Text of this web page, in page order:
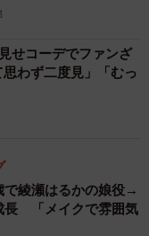
せコーデでファンざ
わず二度見」「むっ
で綾瀬はるかの娘役→
長 「メイクで雰囲気